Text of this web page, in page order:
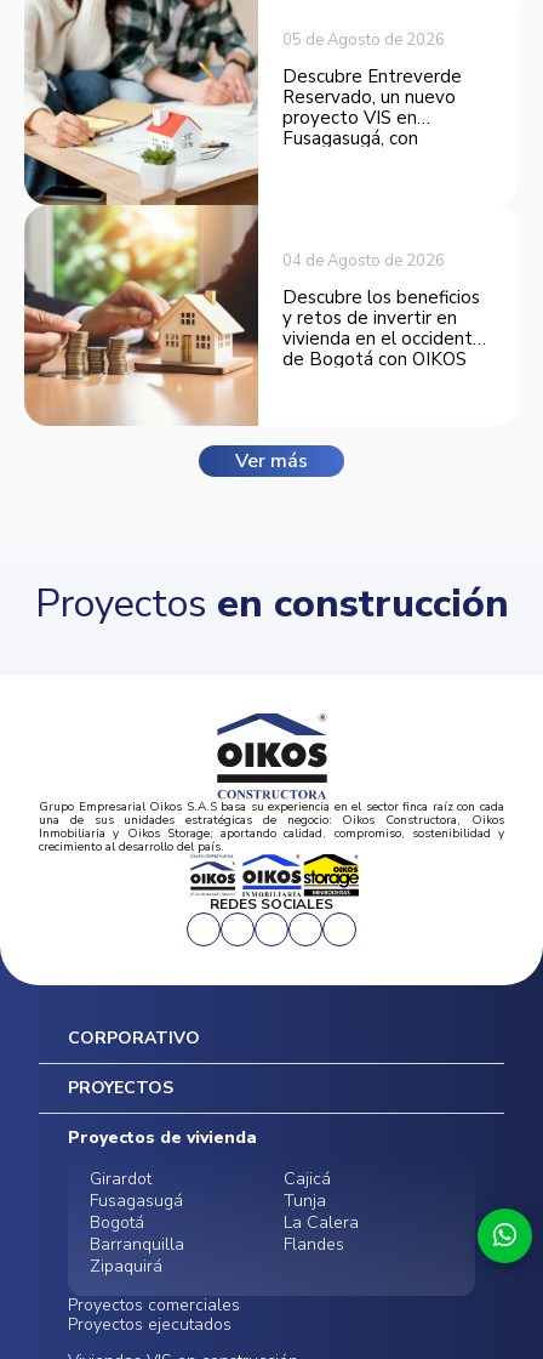
05 de Agosto de 2026
Descubre Entreverde
Reservado, un nuevo
proyecto VIS en
Fusagasugá, con
04 de Agosto de 2026
Descubre los beneficios
y retos de invertir en
vivienda en el occidente
de Bogotá con OIKOS
Ver más
Proyectos en construcción
Grupo Empresarial Oikos S.A.S basa su experiencia en el sector finca raíz con cada
una de sus unidades estratégicas de negocio: Oikos Constructora, Oikos
Inmobiliaria y Oikos Storage; aportando calidad, compromiso, sostenibilidad y
crecimiento al desarrollo del país.
REDES SOCIALES
CORPORATIVO
Inicio
Mapa del sitio
Postventas
Contratación Directa
Noticias
PROYECTOS
Proyectos de vivienda
Girardot
Cajicá
Fusagasugá
Tunja
Bogotá
La Calera
Barranquilla
Flandes
Zipaquirá
Proyectos comerciales
Proyectos ejecutados